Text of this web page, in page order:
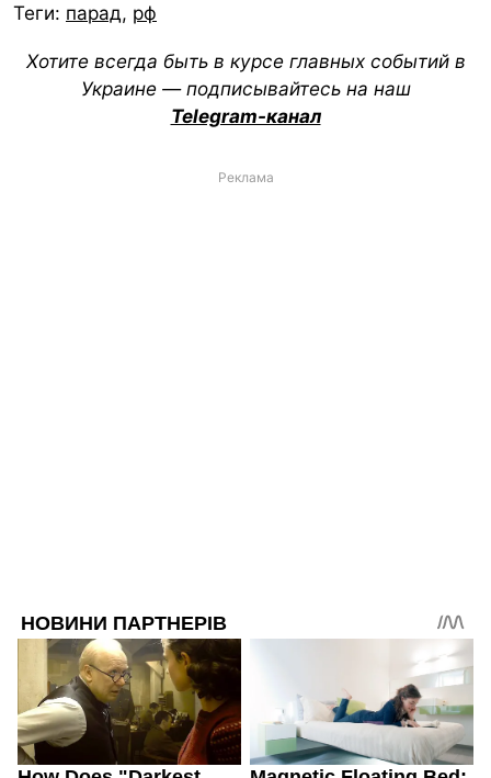
Теги: парад, рф
Хотите всегда быть в курсе главных событий в
Украине — подписывайтесь на наш
Telegram-канал
Реклама